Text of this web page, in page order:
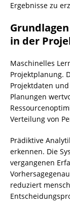
Ergebnisse zu
in der
Maschinelles
Projektplanung.
Projektdaten
Planungen
Verteilung von
Prädiktive
erkennen. Die
vergangenen
reduziert